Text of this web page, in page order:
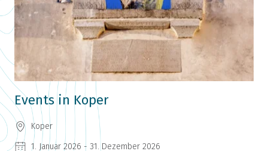
Events in Koper
Koper
1. Januar 2026 - 31. Dezember 2026